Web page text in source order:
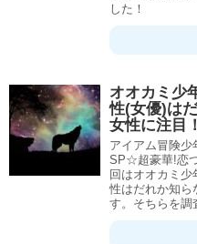
した！
オオカミ少
性(女優)は
女性に注目！
アイアム冒険少
SP☆超豪華!恋
回はオオカミ
性はだれか知ら
す。そちらを調